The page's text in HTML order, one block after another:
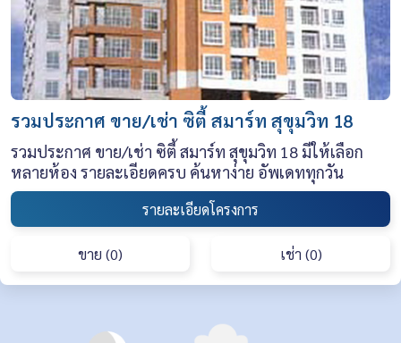
รวมประกาศ ขาย/เช่า ซิตี้ สมาร์ท สุขุมวิท 18
รวมประกาศ ขาย/เช่า ซิตี้ สมาร์ท สุขุมวิท 18 มีให้เลือก
หลายห้อง รายละเอียดครบ ค้นหาง่าย อัพเดททุกวัน
รายละเอียดโครงการ
ขาย (0) เช่า (0)